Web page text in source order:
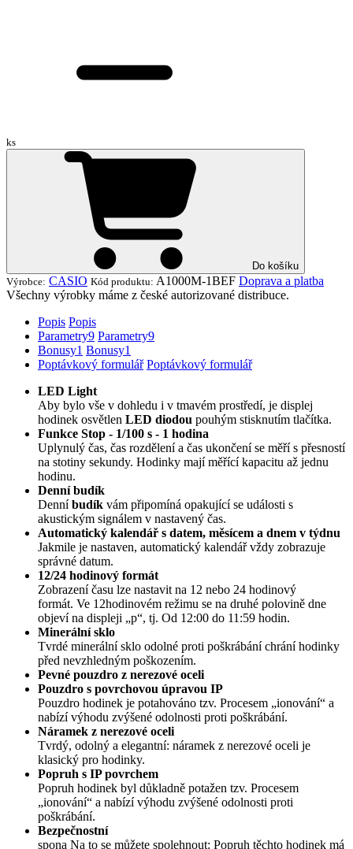
ks
Do košíku
Výrobce: CASIO Kód produktu: A1000M-1BEF Doprava a platba
Všechny výrobky máme z české autorizované distribuce.
Popis Popis
Parametry9 Parametry9
Bonusy1 Bonusy1
Poptávkový formulář Poptávkový formulář
LED Light
Aby bylo vše v dohledu i v tmavém prostředí, je displej
hodinek osvětlen LED diodou pouhým stisknutím tlačítka.
Funkce Stop - 1/100 s - 1 hodina
Uplynulý čas, čas rozdělení a čas ukončení se měří s přesností
na stotiny sekundy. Hodinky mají měřící kapacitu až jednu
hodinu.
Denní budík
Denníbudík vám připomíná opakující se události s
akustickým signálem v nastavený čas.
Automatický kalendář s datem, měsícem a dnem v týdnu
Jakmile je nastaven, automatický kalendář vždy zobrazuje
správné datum.
12/24 hodinový formát
Zobrazení času lze nastavit na 12 nebo 24 hodinový
formát. Ve 12hodinovém režimu se na druhé polovině dne
objeví na displeji „p“, tj. Od 12:00 do 11:59 hodin.
Minerální sklo
Tvrdé minerální sklo odolné proti poškrábání chrání hodinky
před nevzhledným poškozením.
Pevné pouzdro z nerezové oceli
Pouzdro s povrchovou úpravou IP
Pouzdro hodinek je potahováno tzv. Procesem „ionování“ a
nabízí výhodu zvýšené odolnosti proti poškrábání.
Náramek z nerezové oceli
Tvrdý, odolný a elegantní: náramek z nerezové oceli je
klasický pro hodinky.
Popruh s IP povrchem
Popruh hodinek byl důkladně potažen tzv. Procesem
„ionování“ a nabízí výhodu zvýšené odolnosti proti
poškrábání.
Bezpečnostní
spona Na to se můžete spolehnout: Popruh těchto hodinek má